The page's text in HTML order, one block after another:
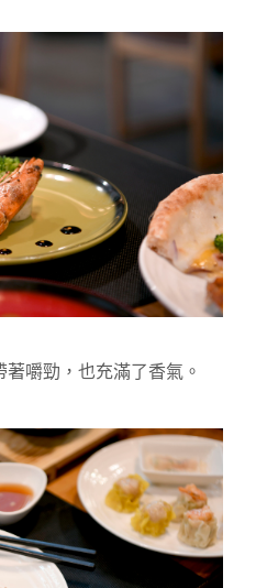
嚼勁，也充滿了香氣。